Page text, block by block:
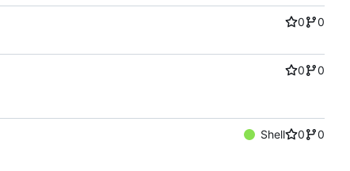
0
0
0
0
Shell 0
0